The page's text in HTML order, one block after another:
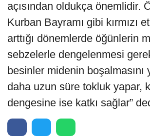
açısından oldukça önemlidir.
Kurban Bayramı gibi kırmızı
arttığı dönemlerde öğünlerin
sebzelerle dengelenmesi
besinler midenin boşalmasını
daha uzun süre tokluk yapar,
dengesine ise katkı sağlar”